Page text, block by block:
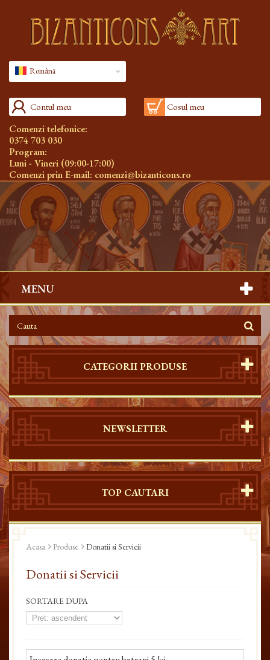
Română
Contul meu Cosul meu
Comenzi telefonice:
0374 703 030
Program:
Luni - Vineri (09:00-17:00)
Comenzi prin E-mail: comenzi@bizanticons.ro
MENU
CATEGORII PRODUSE
NEWSLETTER
TOP CAUTARI
Acasa Produse Donatii si Servicii
Donatii si Servicii
SORTARE DUPA